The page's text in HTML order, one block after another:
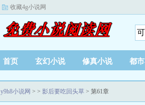
收藏4g小说网
首页 玄幻小说 修真小说 都
y9h8小说网 > > 影后要吃回头草 > 第61章